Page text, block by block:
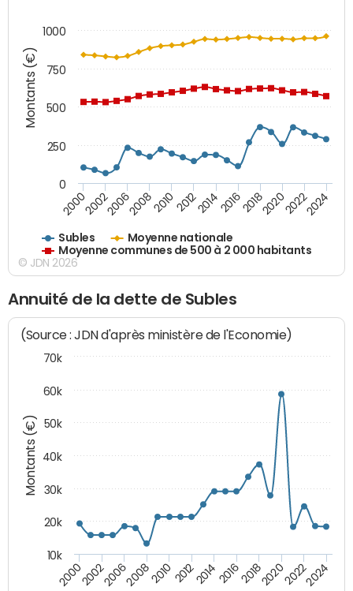
Montants (€)
Subles
Moyenne nationale
Moyenne communes de 500 à 2 000 habitants
200020022006200820102012201420162018202020222024
0
250
500
750
1000
© JDN 2026
Annuité de la dette de Subles
Montants (€)
(Source : JDN d'après ministère de l'Economie)
20002002200620082010 2012201420162018202020222024
10k
20k
30k
40k
50k
60k
70k